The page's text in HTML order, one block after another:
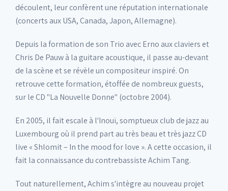
découlent, leur confèrent une réputation internationale
(concerts aux USA, Canada, Japon, Allemagne).
Depuis la formation de son Trio avec Erno aux claviers et
Chris De Pauw à la guitare acoustique, il passe au-devant
de la scène et se révèle un compositeur inspiré. On
retrouve cette formation, étoffée de nombreux guests,
sur le CD "La Nouvelle Donne" (octobre 2004).
En 2005, il fait escale à l'Inouï, somptueux club de jazz au
Luxembourg où il prend part au très beau et très jazz CD
live « Shlomit – In the mood for love ». A cette occasion, il
fait la connaissance du contrebassiste Achim Tang.
Tout naturellement, Achim s'intègre au nouveau projet